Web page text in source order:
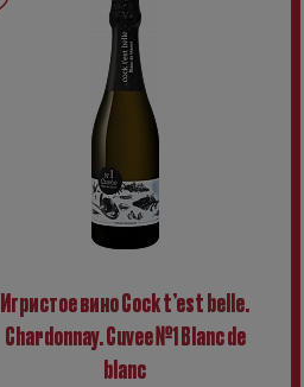
Игристое вино Cock t’est belle.
Chardonnay. Cuvee №1 Blanc de
blanc